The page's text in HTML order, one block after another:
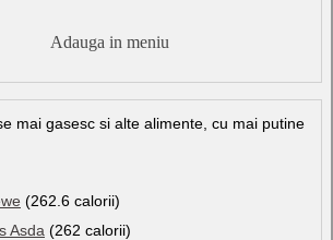
Adauga in meniu
mai gasesc si alte alimente, cu mai putine
(262.6 calorii)
Asda (262 calorii)